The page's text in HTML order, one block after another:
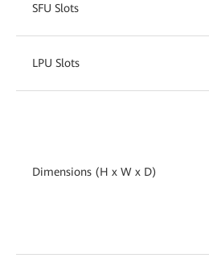
SFU Slots
LPU Slots
Dimensions (H x W x D)